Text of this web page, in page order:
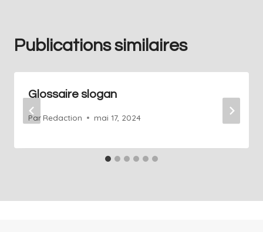
Publications similaires
Glossaire slogan
Par Redaction mai 17, 2024